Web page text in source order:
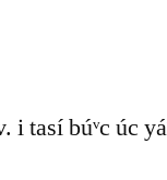
i tasí búᵛc úc